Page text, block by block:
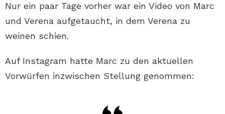
Nur ein paar Tage vorher war ein Video von Marc
und Verena aufgetaucht, in dem Verena zu
weinen schien.
Auf Instagram hatte Marc zu den aktuellen
Vorwürfen inzwischen Stellung genommen: